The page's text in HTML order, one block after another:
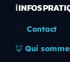
ℹ️ INFOS
Contact
🦊 Qui